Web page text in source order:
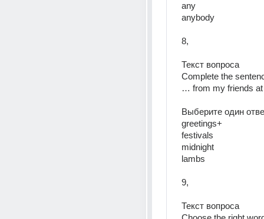
any
anybody
8,
Текст вопроса
Complete the
… from my friends
Выберите один
greetings+
festivals
midnight
lambs
9,
Текст вопроса